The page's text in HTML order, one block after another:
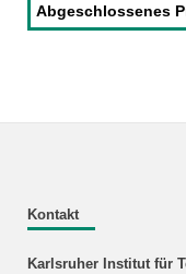
Abgeschlossenes
Kontakt
Karlsruher Institut für